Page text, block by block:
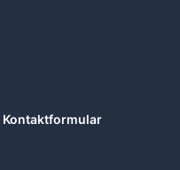
Kontaktformular